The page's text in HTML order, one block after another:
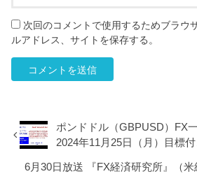
次回のコメントで使用するためブラウ
ルアドレス、サイトを保存する。
ポンドドル（GBPUSD）FX
2024年11月25日（月）目標付
6月30日放送 『FX経済研究所』（